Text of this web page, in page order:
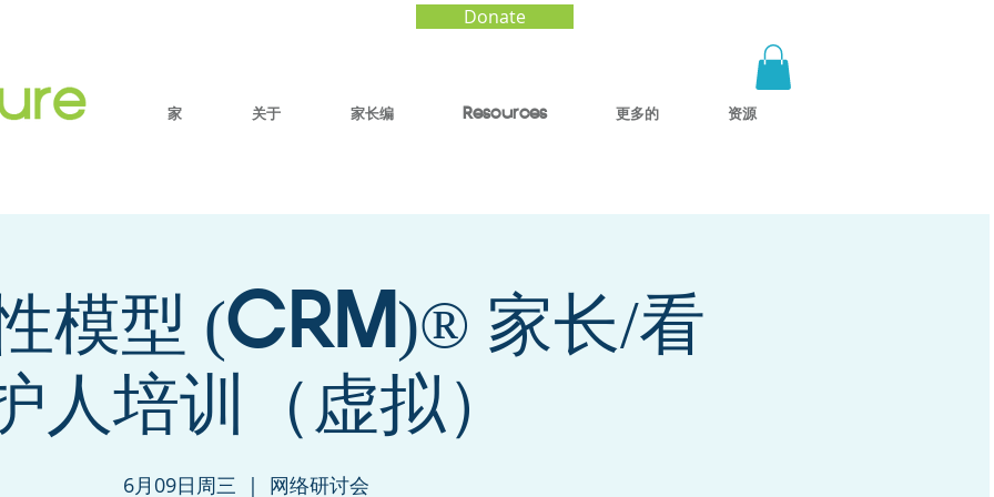
Donate
家 关于 家长编 Resources 更多的 资源
模型 (CRM)® 家长/看
人培训（虚拟）
6月09日周三
  |
网络研讨会